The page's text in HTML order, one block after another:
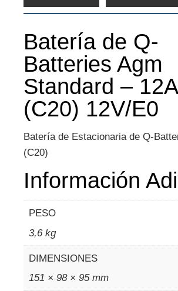
Batería de Q-
Batteries Agm
Standard –
(C20) 12V/E0
Batería de Estacionaria de Q-
(C20)
Información
PESO
3,6 kg
DIMENSIONES
151 × 98 × 95 mm